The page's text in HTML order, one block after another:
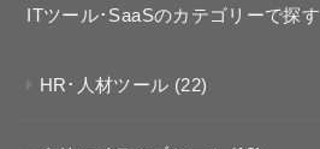
ITツール･SaaSのカテゴリーで探す
HR･人材ツール (22)